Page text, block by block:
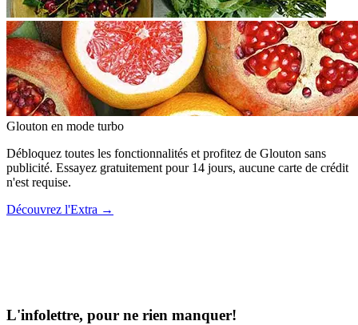
Glouton en mode turbo
Débloquez toutes les fonctionnalités et profitez de Glouton sans
publicité. Essayez gratuitement pour 14 jours, aucune carte de crédit
n'est requise.
Découvrez l'Extra →
L'infolettre, pour ne rien manquer!